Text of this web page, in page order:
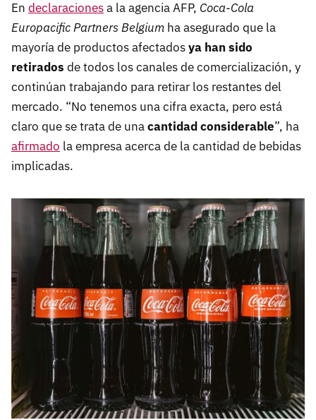
En declaracionesa la agencia AFP, Coca-Cola
Europacific Partners Belgium ha asegurado que la
mayoría de productos afectadosya han sido
retirados de todos los canales de comercialización, y
continúan trabajando para retirar los restantes del
mercado. “No tenemos una cifra exacta, pero está
claro que se trata de unacantidad considerable”, ha
afirmado la empresa acerca de la cantidad de bebidas
implicadas.